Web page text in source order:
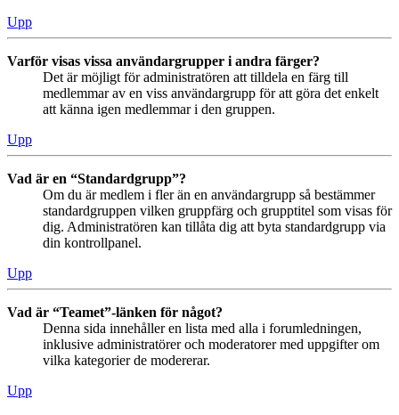
Upp
Varför visas vissa användargrupper i andra färger?
Det är möjligt för administratören att tilldela en färg till
medlemmar av en viss användargrupp för att göra det enkelt
att känna igen medlemmar i den gruppen.
Upp
Vad är en “Standardgrupp”?
Om du är medlem i fler än en användargrupp så bestämmer
standardgruppen vilken gruppfärg och grupptitel som visas för
dig. Administratören kan tillåta dig att byta standardgrupp via
din kontrollpanel.
Upp
Vad är “Teamet”-länken för något?
Denna sida innehåller en lista med alla i forumledningen,
inklusive administratörer och moderatorer med uppgifter om
vilka kategorier de modererar.
Upp